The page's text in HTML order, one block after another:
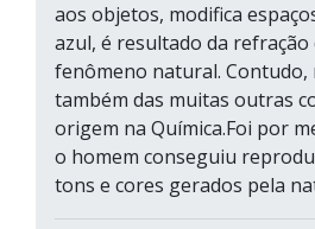
aos objetos, modifica
azul, é resultado da refração
fenômeno natural. Contudo,
também das muitas outras
origem na Química.Foi por
o homem conseguiu
tons e cores gerados pela